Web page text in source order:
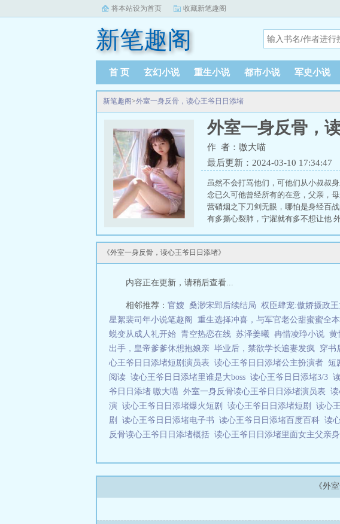
将本站设为首页 收藏新笔趣阁
新笔趣阁
首 页 玄幻小说 重生小说 都市小说 军史小说
新笔趣阁>外室一身反骨，读心王爷日日添堵
外室一身反骨，
作 者：嗷大喵
最后更新：2024-03-10 17:34:47
虽然不会打骂他们，可他们从小叔叔
念已久可他曾经所有的在意，父亲，
营硝烟之下刀剑无眼，哪怕是身经百
有多撕心裂肺，宁濯就有多不想让他
《外室一身反骨，读心王爷日日添堵》
内容正在更新，请稍后查看...
相邻推荐： 官嫂 桑渺宋郢后续结局 权臣肆宠:傲娇摄政
星絮裴司年小说笔趣阁
重生选择冲喜，与军官老公甜蜜蜜全
蜕变从成人礼开始 青空热恋在线 苏泽姜曦 冉惜凌琤小说 黄
出手，皇帝爹爹休想抱娘亲 毕业后，禁欲学长追妻发疯 穿书
心王爷日日添堵短剧演员表 读心王爷日日添堵公主扮演者 短
阅读 读心王爷日日添堵里谁是大boss 读心王爷日日添堵3/3
爷日日添堵 嗷大喵 外室一身反骨读心王爷日日添堵演员表
演 读心王爷日日添堵爆火短剧 读心王爷日日添堵短剧 读心
剧 读心王爷日日添堵电子书 读心王爷日日添堵百度百科 读
反骨读心王爷日日添堵概括 读心王爷日日添堵里面女主父亲
《外